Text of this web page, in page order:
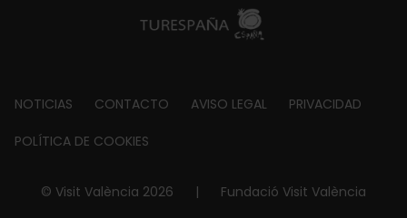
Footer
about
NOTICIAS CONTACTO AVISO LEGAL PRIVACIDAD
POLÍTICA DE COOKIES
© Visit València 2026 | Fundació Visit València